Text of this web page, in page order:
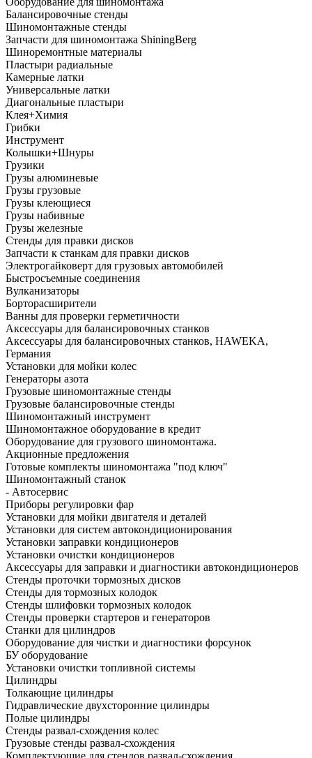
Балансировочные стенды
Шиномонтажные стенды
Запчасти для шиномонтажа ShiningBerg
Шиноремонтные материалы
Пластыри радиальные
Камерные латки
Универсальные латки
Диагональные пластыри
Клея+Химия
Грибки
Инструмент
Колышки+Шнуры
Грузики
Грузы алюминевые
Грузы грузовые
Грузы клеющиеся
Грузы набивные
Грузы железные
Стенды для правки дисков
Запчасти к станкам для правки дисков
Электрогайковерт для грузовых автомобилей
Быстросъемные соединения
Вулканизаторы
Борторасширители
Ванны для проверки герметичности
Аксессуары для балансировочных станков
Аксессуары для балансировочных станков, HAWEKA,
Германия
Установки для мойки колес
Генераторы азота
Грузовые шиномонтажные стенды
Грузовые балансировочные стенды
Шиномонтажный инструмент
Шиномонтажное оборудование в кредит
Оборудование для грузового шиномонтажа.
Акционные предложения
Готовые комплекты шиномонтажа "под ключ"
Шиномонтажный станок
- Автосервис
Приборы регулировки фар
Установки для мойки двигателя и деталей
Установки для систем автокондиционирования
Установки заправки кондиционеров
Установки очистки кондиционеров
Аксессуары для заправки и диагностики автокондиционеров
Стенды проточки тормозных дисков
Стенды для тормозных колодок
Стенды шлифовки тормозных колодок
Стенды проверки стартеров и генераторов
Станки для цилиндров
Оборудование для чистки и диагностики форсунок
БУ оборудование
Установки очистки топливной системы
Цилиндры
Толкающие цилиндры
Гидравлические двухсторонние цилиндры
Полые цилиндры
Стенды развал-схождения колес
Грузовые стенды развал-схождения
Комплектующие для стендов развал-схождения